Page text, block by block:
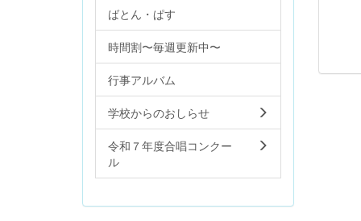
ばとん・ぱす
時間割〜毎週更新中〜
行事アルバム
学校からのおしらせ
令和７年度合唱コンクー
ル